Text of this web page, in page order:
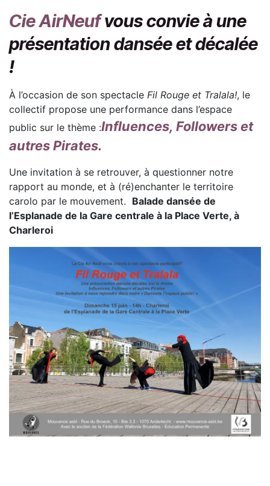
Cie AirNeufvous convie à une
présentation dansée et décalée
!
À l’occasion de son spectacle Fil Rouge et Tralala!, le
collectif propose une performance dans l’espace
public sur le thème :Influences, Followers et
autres Pirates.
Une invitation à se retrouver, à questionner notre
rapport au monde, et à (ré)enchanter le territoire
carolo par le mouvement. Balade dansée de
l’Esplanade de la Gare centrale à la Place Verte, à
Charleroi